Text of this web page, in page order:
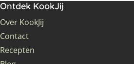
Ontdek KookJij
Over KookJij
Contact
Recepten